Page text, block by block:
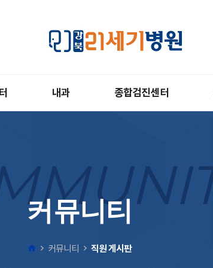
내과 종합검진센터
커뮤니티
커뮤니티 직원 게시판